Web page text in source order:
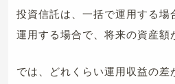
投資信託は、一括で運用する場
運用する場合で、将来の資産額
では、どれくらい運用収益の差